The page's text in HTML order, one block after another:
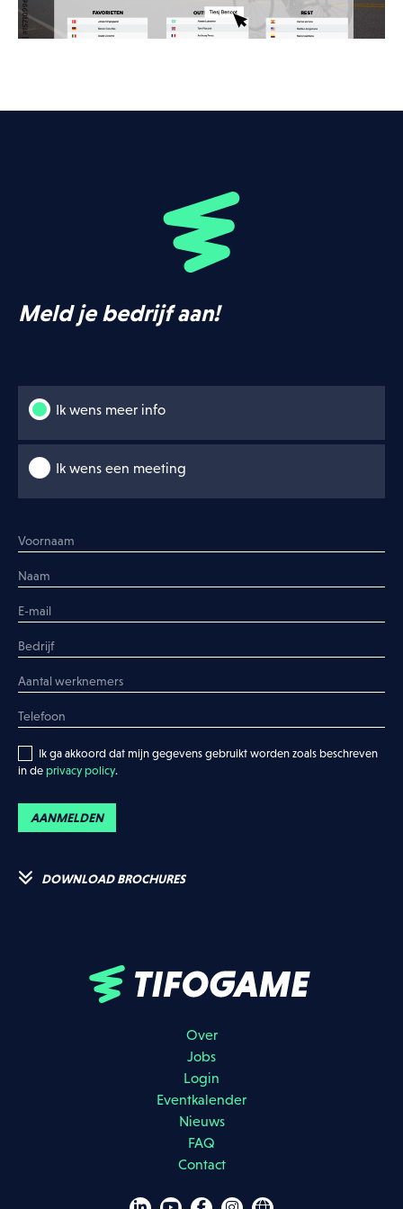
Meld je bedrijf aan
Ik wens meer info
Ik wens een meeting
Ik ga akkoord dat mijn gegevens gebruikt worden zoals beschreven
Meld je bedrijf aan!
Ik wens meer info
Ik wens een meeting
Ik ga akkoord dat mijn gegevens gebruikt worden zoals beschreven
in de privacy policy.
AANMELDEN
DOWNLOAD BROCHURES
Over
Jobs
Login
Eventkalender
Nieuws
FAQ
Contact